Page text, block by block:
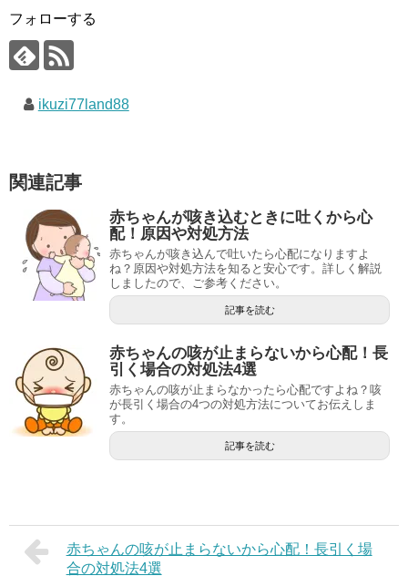
フォローする
ikuzi77land88
関連記事
赤ちゃんが咳き込むときに吐くから心
配！原因や対処方法
赤ちゃんが咳き込んで吐いたら心配になりますよ
ね？原因や対処方法を知ると安心です。詳しく解説
しましたので、ご参考ください。
記事を読む
赤ちゃんの咳が止まらないから心配！長
引く場合の対処法4選
赤ちゃんの咳が止まらなかったら心配ですよね？咳
が長引く場合の4つの対処方法についてお伝えしま
す。
記事を読む
赤ちゃんの咳が止まらないから心配！長引く場
合の対処法4選